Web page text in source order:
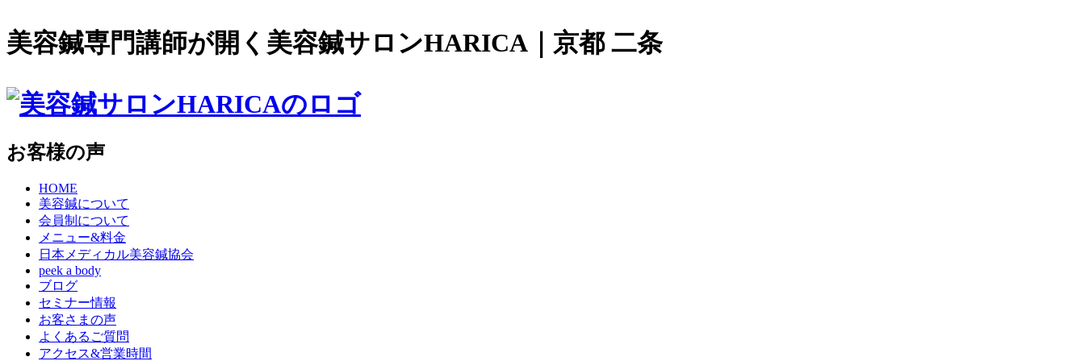
美容鍼専門講師が開く美容鍼サロンHARICA｜京都 二条
お客様の声
HOME
美容鍼について
会員制について
メニュー&料金
日本メディカル美容鍼協会
peek a body
ブログ
セミナー情報
お客さまの声
よくあるご質問
アクセス&営業時間